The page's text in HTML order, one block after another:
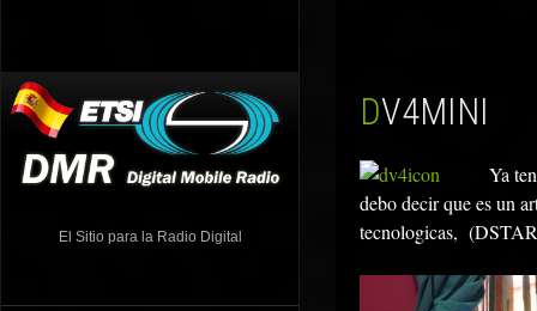
El Sitio para la Radio Digital
DV4MINI
Ya
debo decir que es un
tecnologicas,